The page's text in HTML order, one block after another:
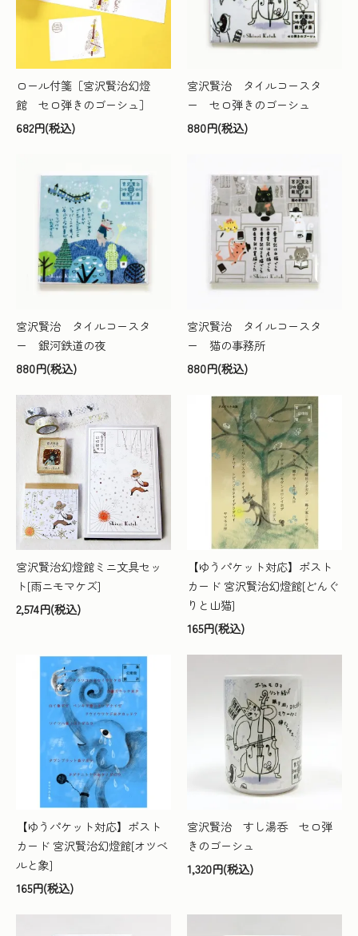
ロール付箋［宮沢賢治幻燈
館 セロ弾きのゴーシュ］
682円(税込)
宮沢賢治 タイルコースタ
ー セロ弾きのゴーシュ
880円(税込)
宮沢賢治 タイルコースタ
ー 銀河鉄道の夜
880円(税込)
宮沢賢治 タイルコースタ
ー 猫の事務所
880円(税込)
宮沢賢治幻燈館ミニ文具セッ
ト[雨ニモマケズ]
2,574円(税込)
【ゆうパケット対応】ポスト
カード 宮沢賢治幻燈館[どんぐ
りと山猫]
165円(税込)
【ゆうパケット対応】ポスト
カード 宮沢賢治幻燈館[オツベ
ルと象]
165円(税込)
宮沢賢治 すし湯呑 セロ弾
きのゴーシュ
1,320円(税込)